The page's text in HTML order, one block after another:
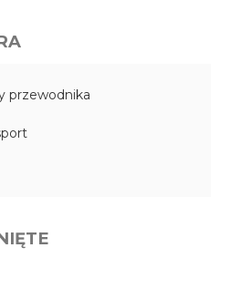
przewodnika